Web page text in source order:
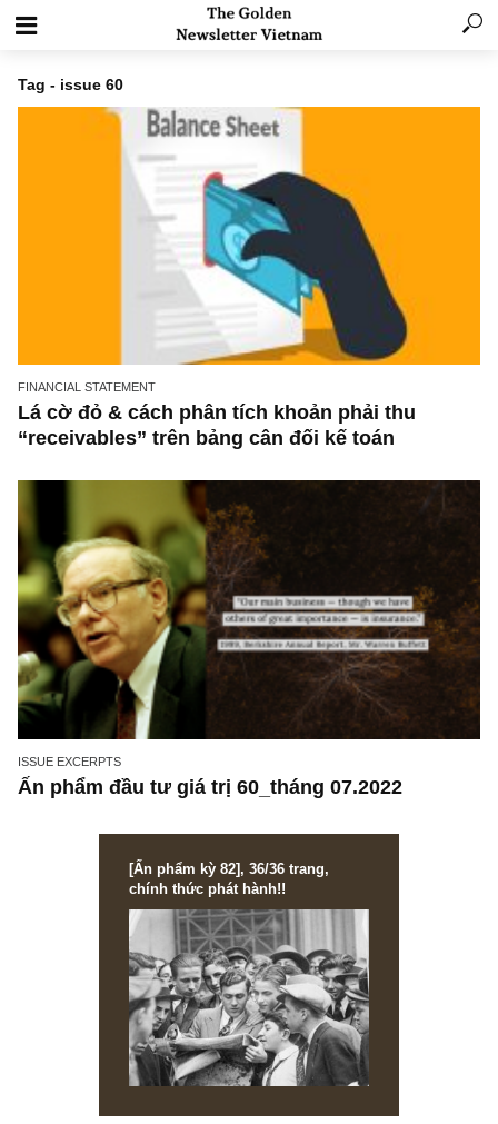
Tag - issue 60
FINANCIAL STATEMENT
“receivables” trên bảng cân đối kế toán
Ấn phẩm đầu tư giá trị 60_tháng 07.2022
[Ấn phẩm kỳ 82], 36/36 trang,
chính thức phát hành!!